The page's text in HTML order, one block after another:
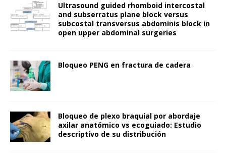
Ultrasound guided rhomboid intercostal
and subserratus plane block versus
subcostal transversus abdominis block in
open upper abdominal surgeries
Bloqueo PENG en fractura de cadera
Bloqueo de plexo braquial por abordaje
axilar anatómico vs ecoguiado: Estudio
descriptivo de su distribución